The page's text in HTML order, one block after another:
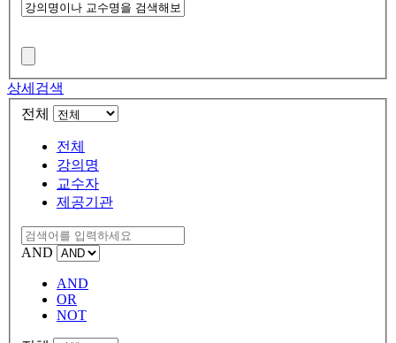
상세검색
전체
전체
강의명
교수자
제공기관
AND
AND
OR
NOT